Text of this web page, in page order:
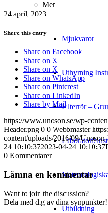
Mer
Mjukvaror
Uthyrning
Filterrör –
Utbildning
24 april, 2023
Share this entry
Share on Facebook
Share on X
Share on X
Share on WhatsApp
Share on Pinterest
Share on LinkedIn
Share by Mail
https://www.unoson.se/wp-
Header.png 0 0 Webbmaster
content/uploads/2016/09/
24 10:10:372023-04-24 10:10:37
0 Kommentarer
Lämna en kommentar
Want to join the discussion?
Dela med dig av dina synpunkter!